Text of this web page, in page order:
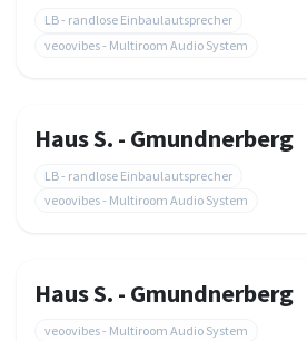
LB - randlose Einbaulautsprecher
veoovibes - Multiroom Audio System
Haus S. - Gmundnerberg
LB - randlose Einbaulautsprecher
veoovibes - Multiroom Audio System
Haus S. - Gmundnerberg
veoovibes - Multiroom Audio System